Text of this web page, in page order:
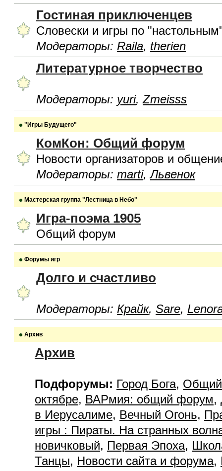
Гостиная приключенцев
Словески и игры по
Модераторы: Raila, therien
Литературное творчество
Модераторы: yuri,Zmeisss
"Игры Будущего"
КомКон: Общий форум
Новости организаторов и
Модераторы: marti,Львенок
Мастерская группа "Лестница в Небо"
Игра-поэма 1905
Общий форум
Форумы игр
Долго и счастливо
Модераторы: Крайк, Sare,
Архив
Архив
Подфорумы: Город Бога,
октябре, ВАРмия: общий форум,
в Иерусалиме, Вечный Огонь,
игры : Пираты. На странных
новичковый, Первая Эпоха,
Танцы, Новости сайта и форума,